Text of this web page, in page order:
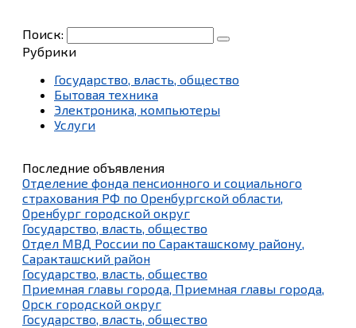
Поиск:
Рубрики
Государство, власть, общество
Бытовая техника
Электроника, компьютеры
Услуги
Последние объявления
Отделение фонда пенсионного и социального
страхования РФ по Оренбургской области,
Оренбург городской округ
Государство, власть, общество
Отдел МВД России по Саракташскому району,
Саракташский район
Государство, власть, общество
Приемная главы города, Приемная главы города,
Орск городской округ
Государство, власть, общество